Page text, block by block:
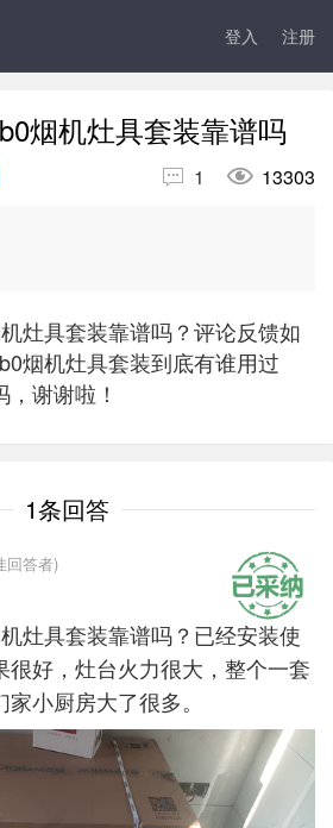
登入 注册
烟机灶具套装靠谱吗
 1  13303
灶具套装靠谱吗？评论反馈如
烟机灶具套装到底有谁用过
谢谢啦！
1条回答
回答者)
灶具套装靠谱吗？已经安装使
很好，灶台火力很大，整个一套
小厨房大了很多。